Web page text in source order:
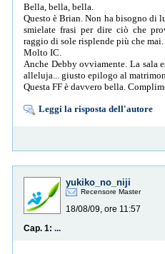
Bella, bella, bella.
Questo è Brian. Non ha bisogno di
smielate frasi per dire ciò che
raggio di sole risplende più che mai.
Molto IC.
Anche Debby ovviamente. La sala
alleluja... giusto epilogo al
Questa FF è davvero bella.
Leggi la risposta dell'autore
yukiko_no_niji
Recensore Master
18/08/09, ore 11:57
Cap. 1: ...